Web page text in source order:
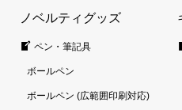
ノベルティグッズ
ペン・筆記具
ボールペン
ボールペン (広範囲印刷対応)